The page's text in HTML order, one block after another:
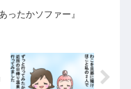
ったかソファー』